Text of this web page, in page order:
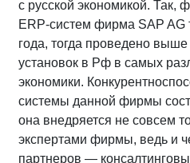
с русской экономикой. Так,
ERP-систем фирма SAP AG
года, тогда проведено
установок в Рф в самых
экономики.
системы данной фирмы
она внедряется не совсем
экспертами фирмы, ведь и
партнеров —